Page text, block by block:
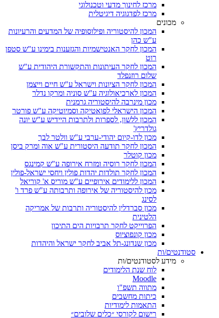
מרכז לחינוך מדעי וטכנולוגי
מרכז לפדגוגיה דיגיטלית
מכונים
המכון להיסטוריה ופילוסופיה של המדעים והרעיונות
ע"ש כהן
המכון לחקר האנטישמיות והגזענות בימינו ע"ש סטפן
רוט
המכון לחקר העיתונות והתקשורת היהודית ע"ש
שלום רוזנפלד
המכון לחקר הציונות וישראל ע"ש חיים וייצמן
המכון לארכיאולוגיה ע"ש סוניה ומרקו נדלר
מכון מינרבה להיסטוריה גרמנית
המכון הישראלי לפואטיקה וסמיוטיקה ע"ש פורטר
המכון ללשון, לספרות ולתרבות היידיש ע"ש יונה
גולדריץ'
מכון לדו-קיום יהודי-ערבי ע"ש וולטר לבך
המכון לחקר תודעה היסטורית ע"ש אוה ומרק ביסן
מכון קוטלר
המכון לחקר רוסיה ומזרח אירופה ע"ש קמינגס
המכון לחקר תולדות יהדות פולין ויחסי ישראל-פולין
המכון ללימודים אירופיים ע"ש מוריס א' קוריאל
מכון להיסטוריה של אירופה ותרבותה ע"ש פרד ו'
לסינג
מכון סברדלין להיסטוריה ותרבות של אמריקה
הלטינית
הפרוייקט לחקר תרבויות הים התיכון
מכון קונפוציוס
מכון שנדונג-תל אביב לחקר ישראל והיהדות
סטודנטים/ות
מידע לסטודנטים/ות
לוח שנת הלימודים
Moodle
מתווה תשפ"ו
כיתות מחשבים
התאמות לימודיות
רישום לקורסי ״כלים שלובים״